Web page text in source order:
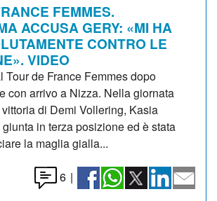
FEMMES.
ACCUSA GERY: «MI HA
CONTRO LE
VIDEO
Tour de France Femmes dopo
con arrivo a Nizza. Nella giornata
di Demi Vollering, Kasia
in terza posizione ed è stata
la maglia gialla...
6 |